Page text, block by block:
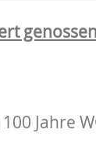
Jahre